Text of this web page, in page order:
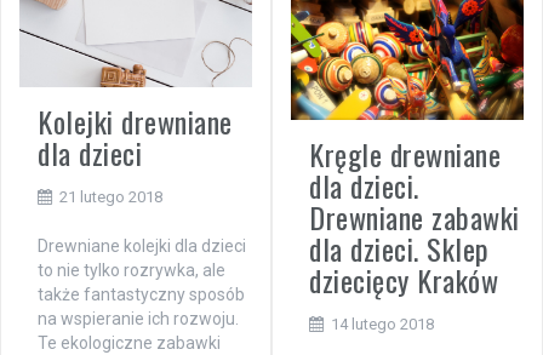
Kolejki drewniane
dla dzieci
21 lutego 2018
Drewniane kolejki dla dzieci
to nie tylko rozrywka, ale
także fantastyczny sposób
na wspieranie ich rozwoju.
Te ekologiczne zabawki
Kręgle drewniane
dla dzieci.
Drewniane zabawki
dla dzieci. Sklep
dziecięcy Kraków
14 lutego 2018